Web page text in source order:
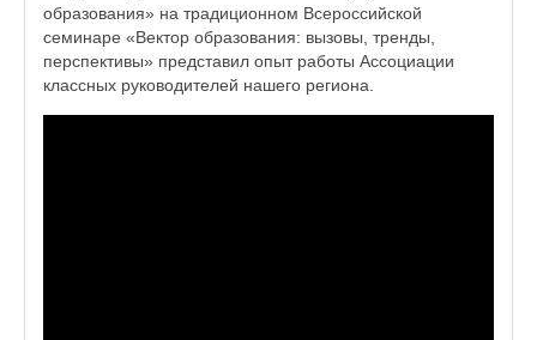
образования» на традиционном Всероссийской
семинаре «Вектор образования: вызовы, тренды,
перспективы» представил опыт работы Ассоциации
классных руководителей нашего региона.